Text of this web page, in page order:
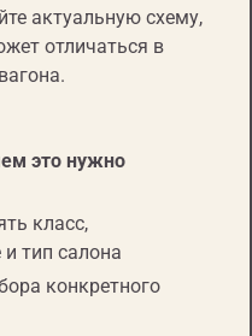
актуальную схему,
отличаться в
это нужно
класс,
тип салона
конкретного